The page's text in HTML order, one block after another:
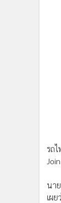
รถ
นา
เผ